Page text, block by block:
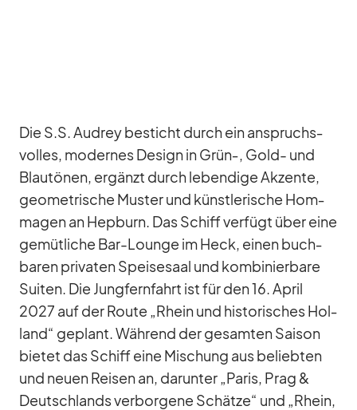
Die S.S. Au­drey be­sticht durch ein an­spruchs­
vol­les, mo­der­nes De­sign in Grün‑, Gold- und
Blau­tö­nen, er­gänzt durch le­ben­dige Ak­zente,
geo­me­tri­sche Mus­ter und künst­le­ri­sche Hom­
ma­gen an Hepb­urn. Das Schiff ver­fügt über eine
ge­müt­li­che Bar-Lounge im Heck, ei­nen buch­
ba­ren pri­va­ten Spei­se­saal und kom­bi­nier­bare
Sui­ten. Die Jung­fern­fahrt ist für den 16. April
2027 auf der Route „Rhein und his­to­ri­sches Hol­
land“ ge­plant. Wäh­rend der ge­sam­ten Sai­son
bie­tet das Schiff eine Mi­schung aus be­lieb­ten
und neuen Rei­sen an, dar­un­ter „Pa­ris, Prag &
Deutsch­lands ver­bor­gene Schätze“ und „Rhein,